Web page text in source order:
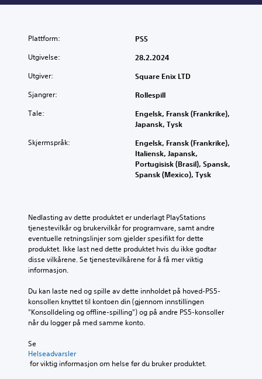
Plattform: PS5
Utgivelse: 28.2.2024
Utgiver: Square Enix LTD
Sjangrer: Rollespill
Tale:
Engelsk, Fransk (Frankrike),
Japansk, Tysk
Skjermspråk:
Engelsk, Fransk (Frankrike),
Italiensk, Japansk,
Portugisisk (Brasil), Spansk,
Spansk (Mexico), Tysk
Nedlasting av dette produktet er underlagt PlayStations
tjenestevilkår og brukervilkår for programvare, samt andre
eventuelle retningslinjer som gjelder spesifikt for dette
produktet. Ikke last ned dette produktet hvis du ikke godtar
disse vilkårene. Se tjenestevilkårene for å få mer viktig
informasjon.
Du kan laste ned og spille av dette innholdet på hoved-PS5-
konsollen knyttet til kontoen din (gjennom innstillingen
"Konsolldeling og offline-spilling") og på andre PS5-konsoller
når du logger på med samme konto.
Se
Helseadvarsler
for viktig informasjon om helse før du bruker produktet.